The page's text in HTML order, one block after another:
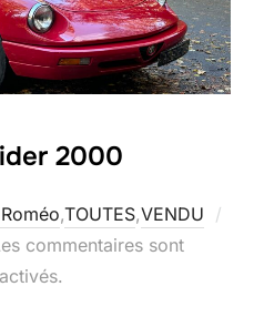
2000
,TOUTES,VENDU
commentaires sont